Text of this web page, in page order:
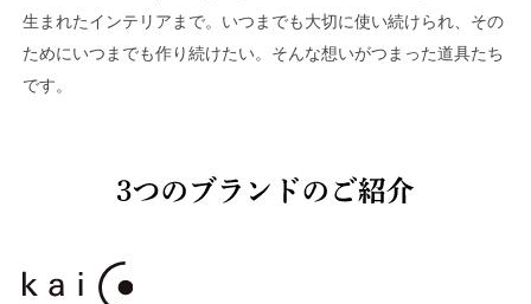
生まれたインテリアまで。いつまでも大切に使い続けられ、その
ためにいつまでも作り続けたい。そんな想いがつまった道具たち
です。